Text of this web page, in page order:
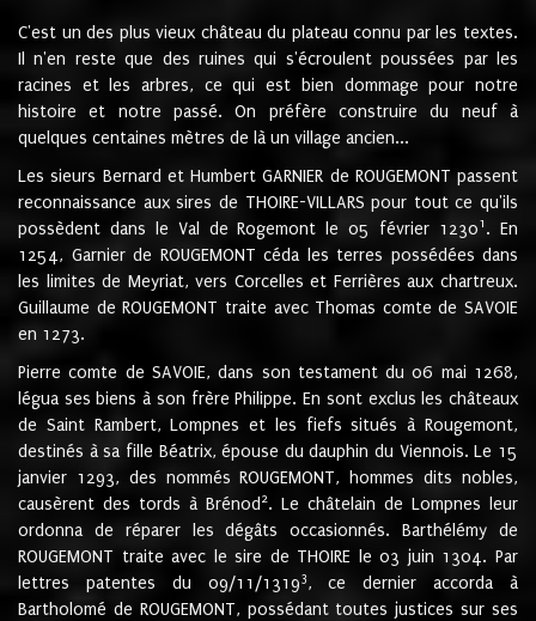
C'est un des plus vieux château du plateau connu par les textes.
Il n'en reste que des ruines qui s'écroulent poussées par les
racines et les arbres, ce qui est bien dommage pour notre
histoire et notre passé. On préfère construire du neuf à
quelques centaines mètres de là un village ancien...
Les sieurs Bernard et Humbert GARNIER de ROUGEMONT passent
reconnaissance aux sires de THOIRE-VILLARS pour tout ce qu'ils
possèdent dans le Val de Rogemont le 05 février 12301 . En
1254, Garnier de ROUGEMONT céda les terres possédées dans
les limites de Meyriat, vers Corcelles et Ferrières aux chartreux.
Guillaume de ROUGEMONT traite avec Thomas comte de SAVOIE
en 1273.
Pierre comte de SAVOIE, dans son testament du 06 mai 1268,
légua ses biens à son frère Philippe. En sont exclus les châteaux
de Saint Rambert, Lompnes et les fiefs situés à Rougemont,
destinés à sa fille Béatrix, épouse du dauphin du Viennois. Le 15
janvier 1293, des nommés ROUGEMONT, hommes dits nobles,
causèrent des tords à Brénod 2. Le châtelain de Lompnes leur
ordonna de réparer les dégâts occasionnés. Barthélémy de
ROUGEMONT traite avec le sire de THOIRE le 03 juin 1304. Par
lettres patentes du 09/11/13193, ce dernier accorda à
Bartholomé de ROUGEMONT, possédant toutes justices sur ses